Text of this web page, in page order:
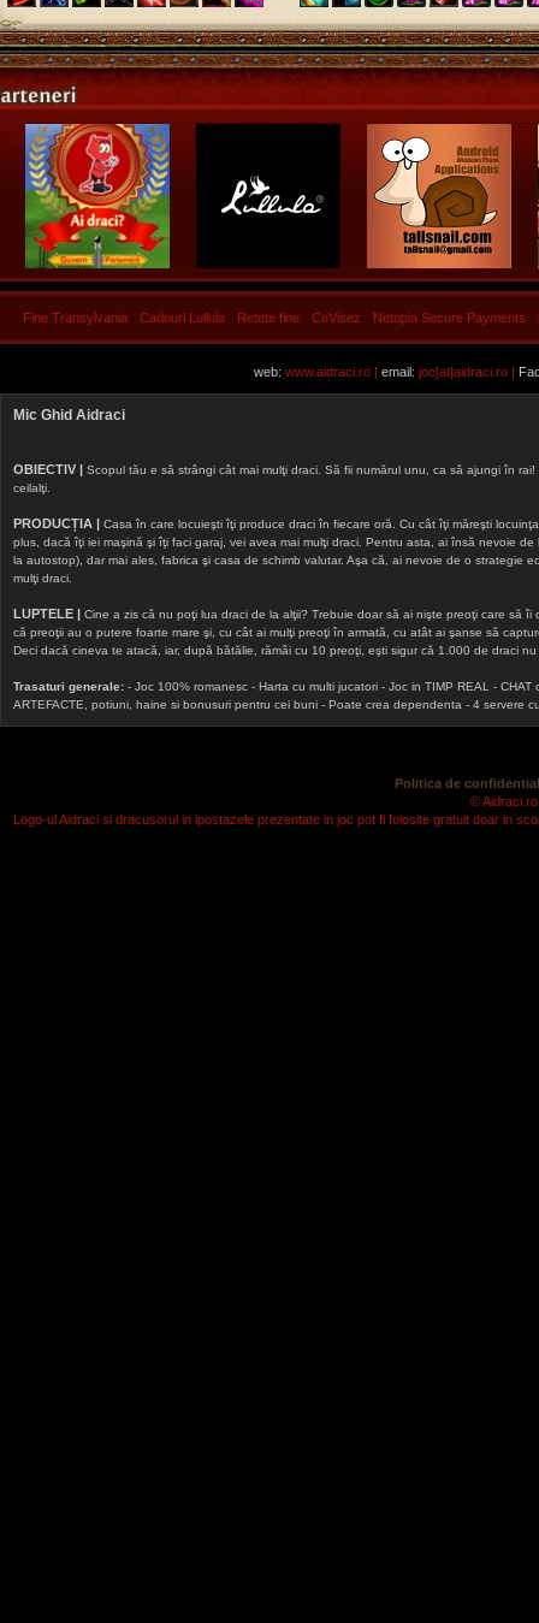
Fine Transylvania Cadouri Lullula Retete fine CeVisez Netopia Secure Payments
web: www.aidraci.ro | email: joc[at]aidraci.ro |
Mic Ghid Aidraci
OBIECTIV | Scopul tău e să strângi cât mai mulţi draci. Să fii numărul unu, ca să ajungi în
ceilalţi.
PRODUCȚIA | Casa în care locuieşti îţi produce draci în fiecare oră. Cu cât îţi măreşti
plus, dacă îţi iei maşină şi îţi faci garaj, vei avea mai mulţi draci. Pentru asta, ai însă nevoie
la autostop), dar mai ales, fabrica şi casa de schimb valutar. Aşa că, ai nevoie de o strategie
mulţi draci.
LUPTELE | Cine a zis că nu poţi lua draci de la alţii? Trebuie doar să ai nişte preoţi care să
că preoţii au o putere foarte mare şi, cu cât ai mulţi preoţi în armată, cu atât ai şanse să
Deci dacă cineva te atacă, iar, după bătălie, rămâi cu 10 preoţi, eşti sigur că 1.000 de draci
Trasaturi generale: - Joc 100% romanesc - Harta cu multi jucatori - Joc in TIMP REAL -
ARTEFACTE, potiuni, haine si bonusuri pentru cei buni - Poate crea dependenta - 4 servere
Politica de
©
Logo-ul Aidraci si dracusorul in ipostazele prezentate in joc pot fi folosite gratuit doar in